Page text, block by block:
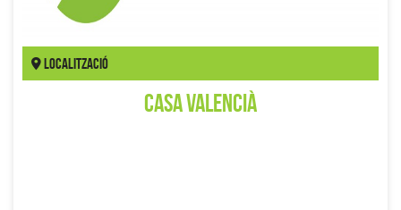
Localització
Casa Valencià